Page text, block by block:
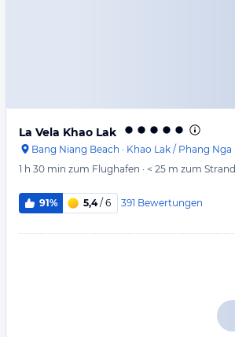
La Vela Khao Lak
Bang Niang Beach · Khao Lak / Phang Nga
1 h 30 min zum Flughafen · < 25 m zum Strand
91% 5,4/ 6 391 Bewertungen